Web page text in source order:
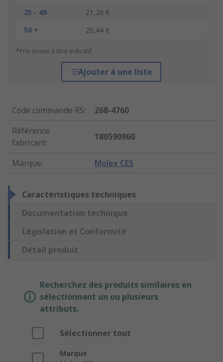
25 - 49
21,20 €
50 +
20,44 €
*Prix donné à titre indicatif
Ajouter à une liste
Code commande RS:
268-4760
Référence
fabricant:
180590960
Marque: Molex CES
Caractéristiques techniques
Documentation technique
Législation et Conformité
Détail produit
Recherchez des produits similaires en
sélectionnant un ou plusieurs
attributs.
Sélectionner tout
Marque